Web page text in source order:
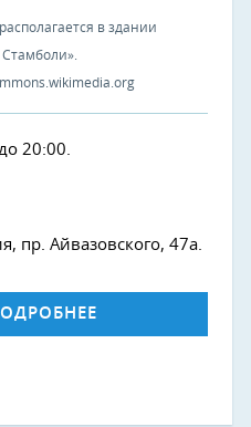
в здании
20:00.
пр. Айвазовского, 47а.